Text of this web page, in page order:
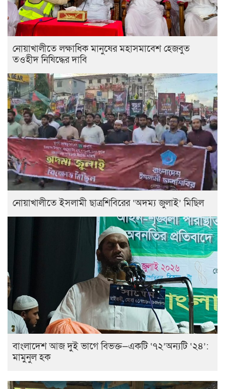
নোয়াখালীতে লক্ষাধিক মানুষের মহাসমাবেশ হেজবুত
তওহীদ নিষিদ্ধের দাবি
নোয়াখালীতে ইসলামী ছাত্রশিবিরের ‘অদম্য জুলাই’ মিছিল
বাংলাদেশ আজ দুই ভাগে বিভক্ত—একটি ‘৭২’অন্যটি ‘২৪’:
মামুনুল হক